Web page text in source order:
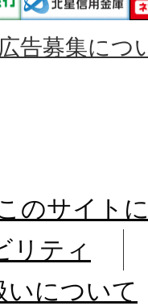
広告募集につ
のサイト
リティ
いについて